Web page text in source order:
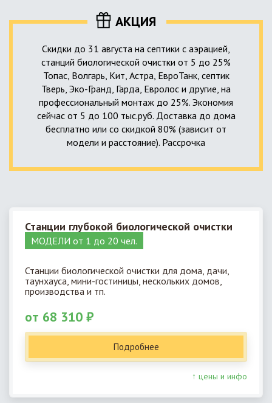
АКЦИЯ
Скидки до 31 августа на септики с аэрацией,
станций биологической очистки от 5 до 25%
Топас, Волгарь, Кит, Астра, ЕвроТанк, септик
Тверь, Эко-Гранд, Гарда, Евролос и другие, на
профессиональный монтаж до 25%. Экономия
сейчас от 5 до 100 тыс.руб. Доставка до дома
бесплатно или со скидкой 80% (зависит от
модели и расстояние). Рассрочка
Станции глубокой биологической очистки
МОДЕЛИ от 1 до 20 чел.
Станции биологической очистки для дома, дачи,
таунхауса, мини-гостиницы, нескольких домов,
производства и тп.
от 68 310 ₽
Подробнее
↑ цены и инфо